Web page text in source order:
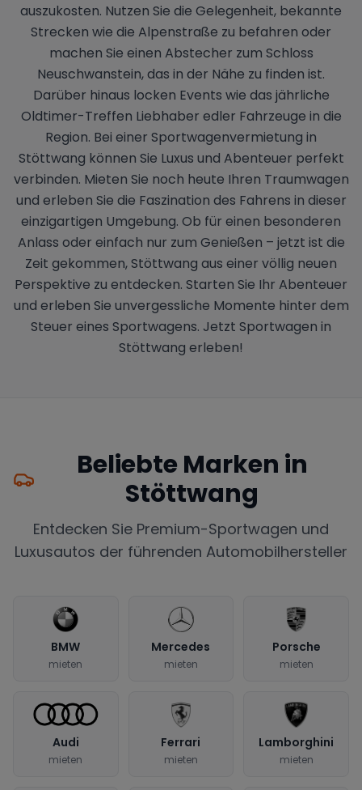
auszukosten. Nutzen Sie die Gelegenheit, bekannte
Strecken wie die Alpenstraße zu befahren oder
machen Sie einen Abstecher zum Schloss
Neuschwanstein, das in der Nähe zu finden ist.
Darüber hinaus locken Events wie das jährliche
Oldtimer-Treffen Liebhaber edler Fahrzeuge in die
Region. Bei einer Sportwagenvermietung in
Stöttwang können Sie Luxus und Abenteuer perfekt
verbinden. Mieten Sie noch heute Ihren Traumwagen
und erleben Sie die Faszination des Fahrens in dieser
einzigartigen Umgebung. Ob für einen besonderen
Anlass oder einfach nur zum Genießen – jetzt ist die
Zeit gekommen, Stöttwang aus einer völlig neuen
Perspektive zu entdecken. Starten Sie Ihr Abenteuer
und erleben Sie unvergessliche Momente hinter dem
Steuer eines Sportwagens. Jetzt Sportwagen in
Stöttwang erleben!
Beliebte Marken in
Stöttwang
Entdecken Sie Premium-Sportwagen und
Luxusautos der führenden Automobilhersteller
BMW
mieten
Mercedes
mieten
Porsche
mieten
Audi
mieten
Ferrari
mieten
Lamborghini
mieten